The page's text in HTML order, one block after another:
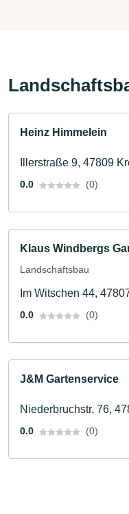
Heinz Himmelein
Illerstraße 9, 47809
0.0 (0)
Klaus Windbergs
Landschaftsbau
Im Witschen 44,
0.0 (0)
J&M Gartenservice
Niederbruchstr. 76,
0.0 (0)